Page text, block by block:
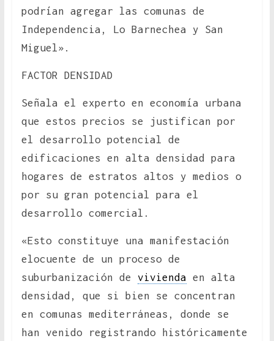
podrían agregar las comunas de
Independencia, Lo Barnechea y San
Miguel».
FACTOR DENSIDAD
Señala el experto en economía urbana
que estos precios se justifican por
el desarrollo potencial de
edificaciones en alta densidad para
hogares de estratos altos y medios o
por su gran potencial para el
desarrollo comercial.
«Esto constituye una manifestación
elocuente de un proceso de
suburbanización de vivienda en alta
densidad, que si bien se concentran
en comunas mediterráneas, donde se
han venido registrando históricamente